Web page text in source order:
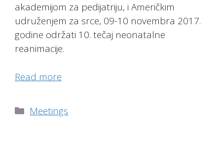
akademijom za pedijatriju, i Američkim
udruženjem za srce, 09-10 novembra 2017.
godine održati 10. tečaj neonatalne
reanimacije.
Read more
Categories
Meetings